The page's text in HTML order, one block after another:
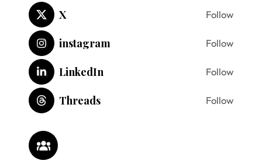
X Follow
instagram Follow
LinkedIn Follow
Threads Follow